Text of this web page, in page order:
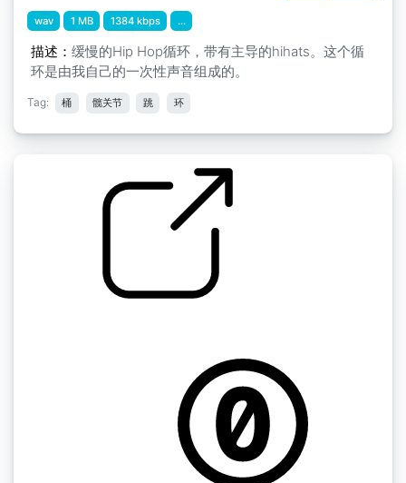
wav 1 MB 1384 kbps ...
描述： 缓慢的Hip Hop循环，带有主导的hihats。这个循
环是由我自己的一次性声音组成的。
Tag: 桶 髋关节 跳 环